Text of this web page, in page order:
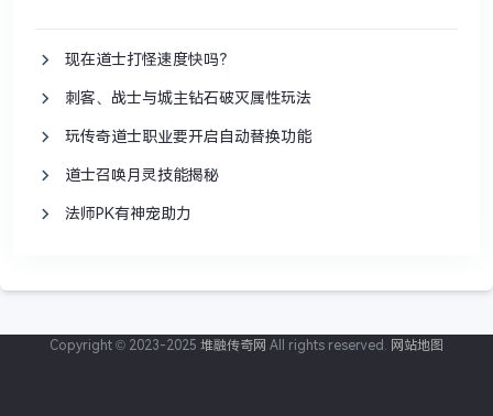
现在道士打怪速度快吗？
刺客、战士与城主钻石破灭属性玩法
玩传奇道士职业要开启自动替换功能
道士召唤月灵技能揭秘
法师PK有神宠助力
Copyright © 2023-2025 堆融传奇网 All rights reserved. 网站地图